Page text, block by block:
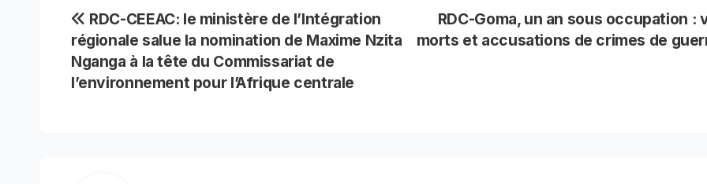
e
b
o
o
k
i
l
t
s
A
p
p
t
e
r
e
s
n
t
n
k
e
d
n
l
e
g
r
a
m
r
e
Navigation
de
l’article
RDC-Goma, un an sous occupation :
morts et accusations de crimes de
RDC-CEEAC: le ministère de l’Intégration
régionale salue la nomination de Maxime Nzita
Nganga à la tête du Commissariat de
l’environnement pour l’Afrique centrale